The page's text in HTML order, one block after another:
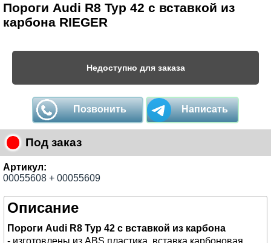
Пороги Audi R8 Typ 42 с вставкой из
карбона RIEGER
Недоступно для заказа
Позвонить Написать
Под заказ
Артикул:
00055608 + 00055609
Описание
Пороги Audi R8 Typ 42 с вставкой из карбона
- изготовлены из ABS пластика, вставка карбоновая